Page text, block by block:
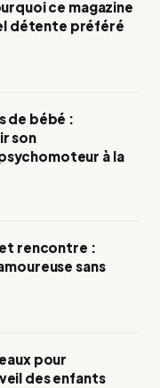
ce magazine
détente préféré
de bébé :
son
à la
rencontre :
sans
pour
des enfants